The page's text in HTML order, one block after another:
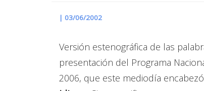
| 03/06/2002
Versión estenográfica de las
presentación del Programa
2006, que este mediodía